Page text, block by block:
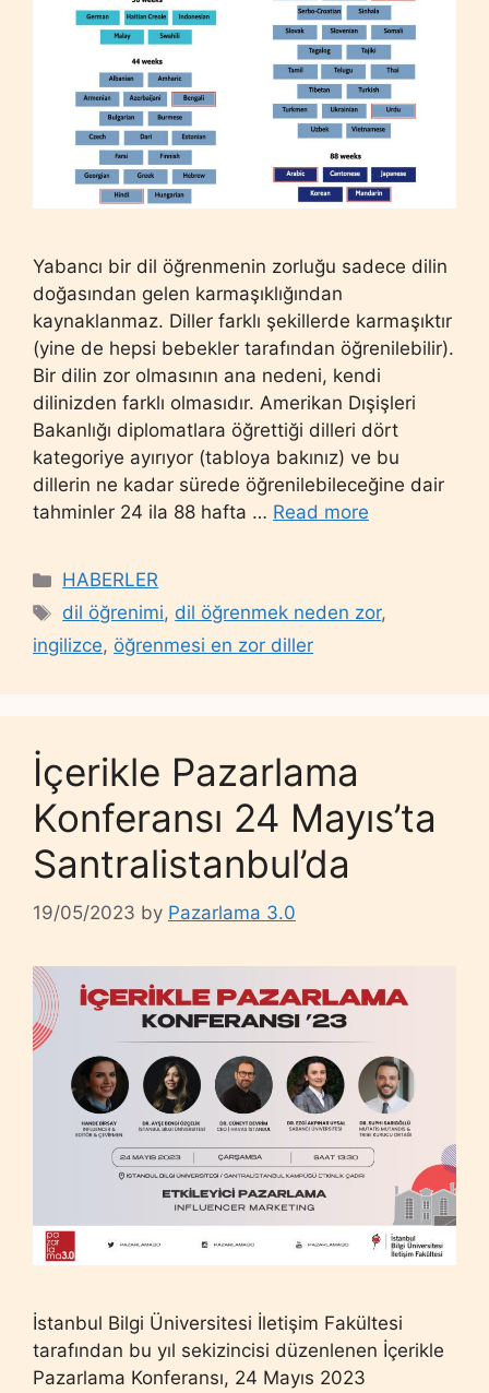
Yabancı bir dil öğrenmenin zorluğu sadece dilin
doğasından gelen karmaşıklığından
kaynaklanmaz. Diller farklı şekillerde karmaşıktır
(yine de hepsi bebekler tarafından öğrenilebilir).
Bir dilin zor olmasının ana nedeni, kendi
dilinizden farklı olmasıdır. Amerikan Dışişleri
Bakanlığı diplomatlara öğrettiği dilleri dört
kategoriye ayırıyor (tabloya bakınız) ve bu
dillerin ne kadar sürede öğrenilebileceğine dair
tahminler 24 ila 88 hafta … Read more
Categories
HABERLER
Tags
dil öğrenimi, dil öğrenmek neden zor,
ingilizce, öğrenmesi en zor diller
İçerikle Pazarlama
Konferansı 24 Mayıs’ta
Santralistanbul’da
19/05/2023 by Pazarlama 3.0
İstanbul Bilgi Üniversitesi İletişim Fakültesi
tarafından bu yıl sekizincisi düzenlenen İçerikle
Pazarlama Konferansı, 24 Mayıs 2023